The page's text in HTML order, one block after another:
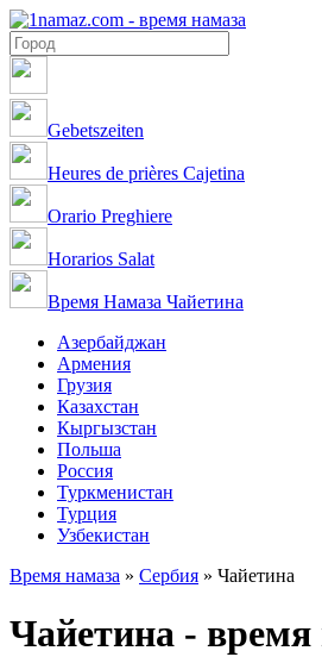
Gebetszeiten
Heures de prières Cajetina
Orario Preghiere
Horarios Salat
Время Намаза Чайетина
Азербайджан
Армения
Грузия
Казахстан
Кыргызстан
Польша
Россия
Туркменистан
Турция
Узбекистан
Время намаза » Сербия » Чайетина
Чайетина - время